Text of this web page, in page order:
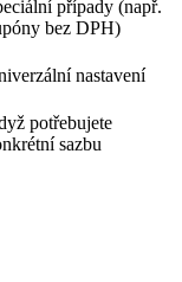
případy (např.
bez DPH)
nastavení
potřebujete
sazbu